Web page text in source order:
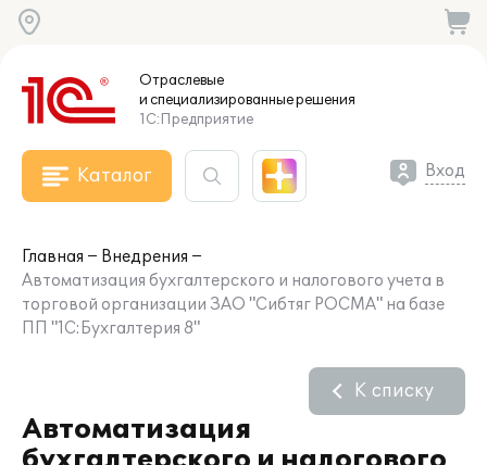
Отраслевые
и специализированныерешения
1С:Предприятие
Каталог Вход
Главная
Внедрения
Автоматизация бухгалтерского и налогового учета в
торговой организации ЗАО "Сибтяг РОСМА" на базе
ПП "1С:Бухгалтерия 8"
Автоматизация
К списку